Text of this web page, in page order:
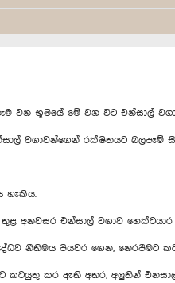
මේ වන විට එන්සාල්
රක්ෂිතයට බලපෑම්
එන්සාල් වගාව හෙක්ටයාර
නීතිමය පියවර ගෙන, නෙරපීමට
කටයුතු කර ඇති අතර, අලුතින්